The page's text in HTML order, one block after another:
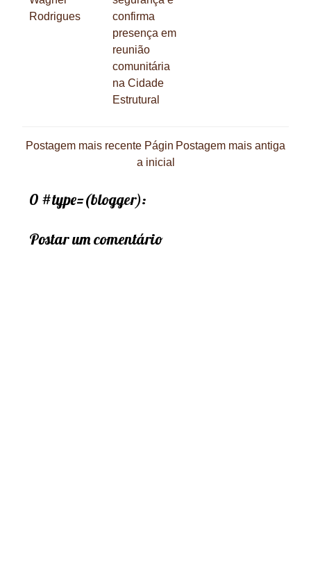
Rodrigues
confirma
presença em
reunião
comunitária
na Cidade
Estrutural
Postagem mais recente Postagem mais antiga
Págin
a inicial
0 #type=(blogger):
Postar um comentário